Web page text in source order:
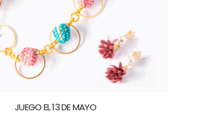
JUEGO EL 13 DE MAYO